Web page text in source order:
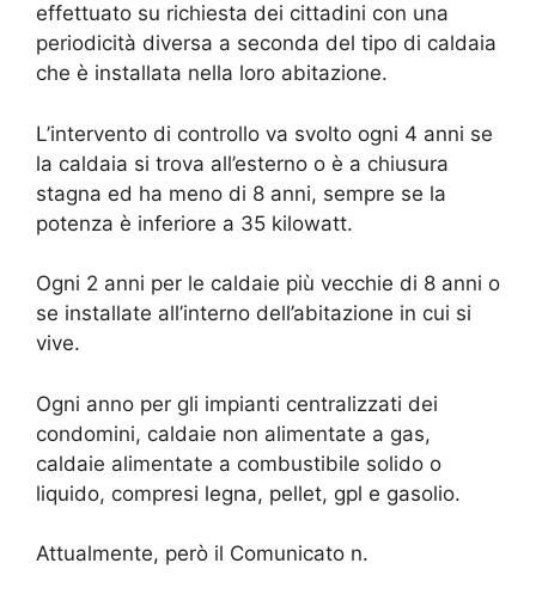
effettuato su richiesta dei cittadini con una
periodicità diversa a seconda del tipo di caldaia
che è installata nella loro abitazione.
L’intervento di controllo va svolto ogni 4 anni se
la caldaia si trova all’esterno o è a chiusura
stagna ed ha meno di 8 anni, sempre se la
potenza è inferiore a 35 kilowatt.
Ogni 2 anni per le caldaie più vecchie di 8 anni o
se installate all’interno dell’abitazione in cui si
vive.
Ogni anno per gli impianti centralizzati dei
condomini, caldaie non alimentate a gas,
caldaie alimentate a combustibile solido o
liquido, compresi legna, pellet, gpl e gasolio.
Attualmente, però il Comunicato n.